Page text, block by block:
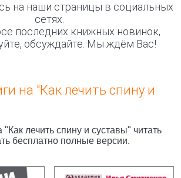
на наши страницы в социальных
сетях.
последних книжных новинок,
обсуждайте. Мы ждём Вас!
на "Как лечить спину и
лечить спину и суставы" читать
бесплатно полные версии.